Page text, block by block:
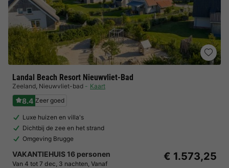
Landal Beach Resort Nieuwvliet-Bad
Zeeland, Nieuwvliet-bad Kaart
8.4 Zeer goed
Luxe huizen en villa's
Dichtbij de zee en het strand
Omgeving Brugge
VAKANTIEHUIS 16 personen
Van 4 tot 7 dec, 3 nachten, Vanaf
€ 1.573,25